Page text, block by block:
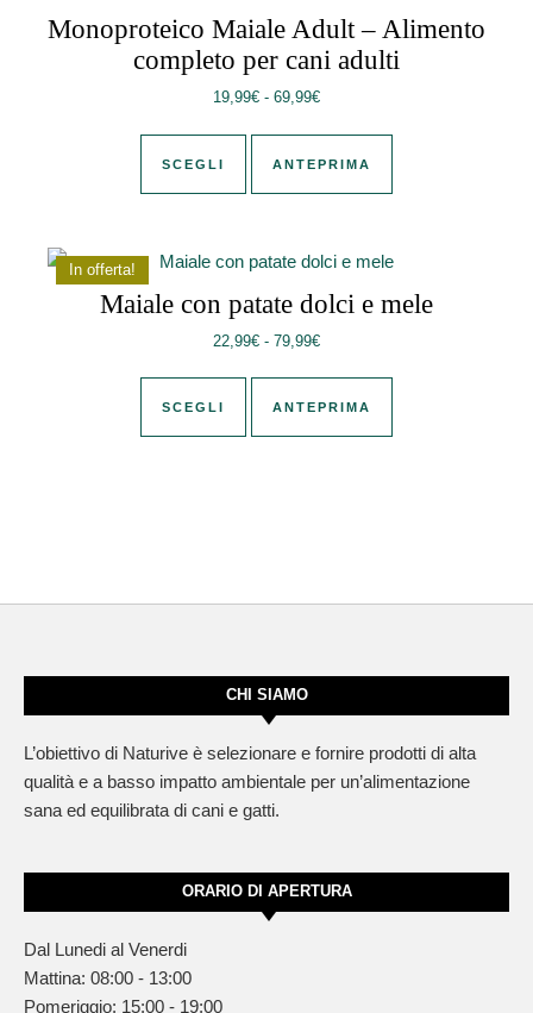
Monoproteico Maiale Adult – Alimento
completo per cani adulti
19,99€ - 69,99€Fascia di prezzo: da 19,99€ a
SCEGLI
Questo prodotto ha più varianti. Le
ANTEPRIMA
In offerta!
Maiale con patate dolci e mele
22,99€ - 79,99€Fascia di prezzo: da 22,99€ a
SCEGLI
Questo prodotto ha più varianti. Le
ANTEPRIMA
CHI SIAMO
L’obiettivo di Naturive è selezionare e fornire prodotti di alta
qualità e a basso impatto ambientale per un’alimentazione
sana ed equilibrata di cani e gatti.
ORARIO DI APERTURA
Dal Lunedi al Venerdi
Mattina: 08:00 - 13:00
Pomeriggio: 15:00 - 19:00